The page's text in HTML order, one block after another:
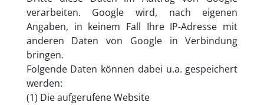
verarbeiten. Google wird, nach eigenen
Angaben, in keinem Fall Ihre IP-Adresse mit
anderen Daten von Google in Verbindung
bringen.
Folgende Daten können dabei u.a. gespeichert
werden:
(1) Die aufgerufene Website